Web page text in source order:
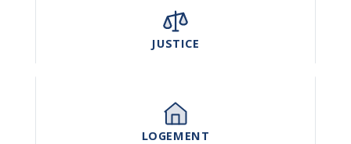
JUSTICE
LOGEMENT